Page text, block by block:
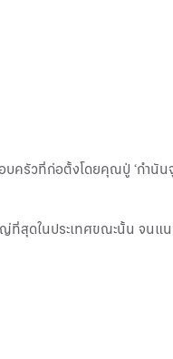
อบครัวที่ก่อตั้งโดยคุณปู่ ‘ก
สุดในประเทศขณะนั้น จน